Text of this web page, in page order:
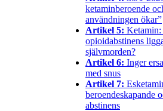
ketaminberoende
användningen ökar”
Artikel 5: Ketamin:
opioidabstinens
självmorden?
Artikel 6: Inger
med snus
Artikel 7:
beroendeskapande
abstinens